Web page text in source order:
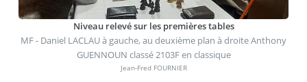
Niveau relevé sur les premières tables
MF - Daniel LACLAU à gauche, au deuxième plan à droite Anthony
GUENNOUN classé 2103F en classique
Jean-Fred FOURNIER